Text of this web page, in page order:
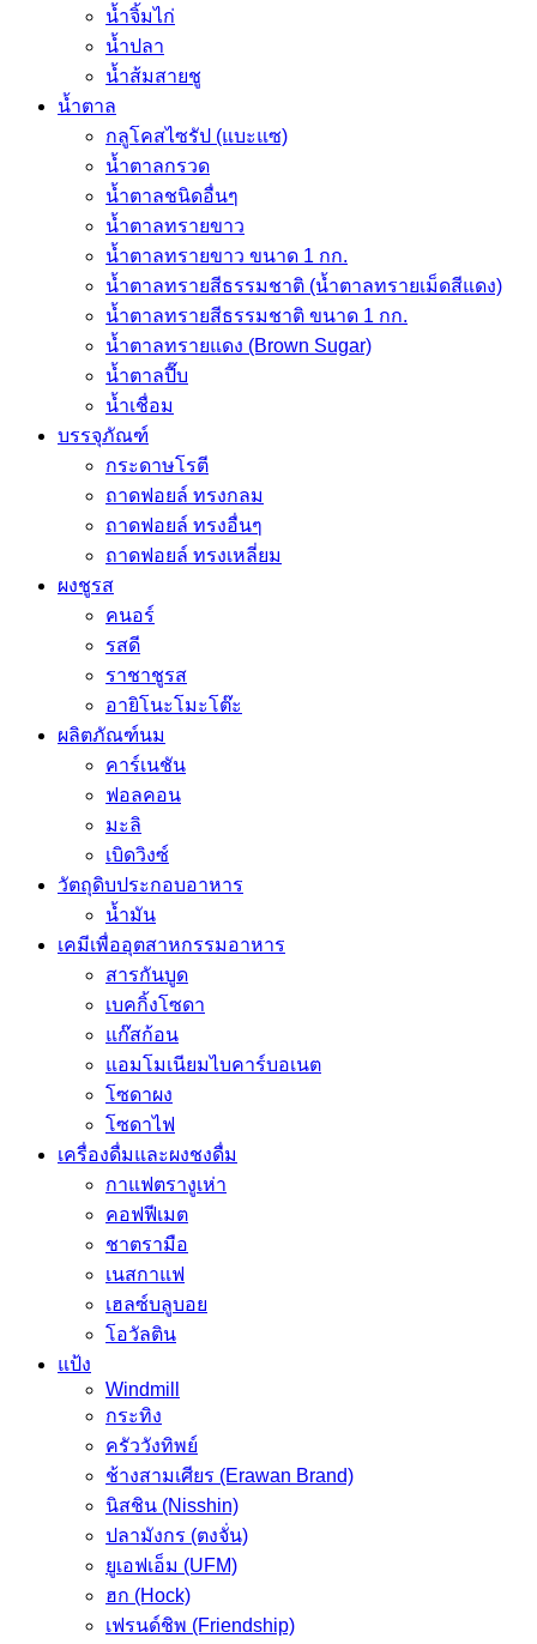
น้ำจิ้มไก่
น้ำปลา
น้ำส้มสายชู
น้ำตาล
กลูโคสไซรัป (แบะแซ)
น้ำตาลกรวด
น้ำตาลชนิดอื่นๆ
น้ำตาลทรายขาว
น้ำตาลทรายขาว ขนาด 1 กก.
น้ำตาลทรายสีธรรมชาติ (น้ำตาลทรายเม็ดสีแดง)
น้ำตาลทรายสีธรรมชาติ ขนาด 1 กก.
น้ำตาลทรายแดง (Brown Sugar)
น้ำตาลปี๊บ
น้ำเชื่อม
บรรจุภัณฑ์
กระดาษโรตี
ถาดฟอยล์ ทรงกลม
ถาดฟอยล์ ทรงอื่นๆ
ถาดฟอยล์ ทรงเหลี่ยม
ผงชูรส
คนอร์
รสดี
ราชาชูรส
อายิโนะโมะโต๊ะ
ผลิตภัณฑ์นม
คาร์เนชัน
ฟอลคอน
มะลิ
เบิดวิงซ์
วัตถุดิบประกอบอาหาร
น้ำมัน
เคมีเพื่ออุตสาหกรรมอาหาร
สารกันบูด
เบคกิ้งโซดา
แก๊สก้อน
แอมโมเนียมไบคาร์บอเนต
โซดาผง
โซดาไฟ
เครื่องดื่มและผงชงดื่ม
กาแฟตรางูเห่า
คอฟฟีเมต
ชาตรามือ
เนสกาแฟ
เฮลซ์บลูบอย
โอวัลติน
แป้ง
Windmill
กระทิง
ครัววังทิพย์
ช้างสามเศียร (Erawan Brand)
นิสชิน (Nisshin)
ปลามังกร (ตงจั่น)
ยูเอฟเอ็ม (UFM)
ฮก (Hock)
เฟรนด์ชิพ (Friendship)